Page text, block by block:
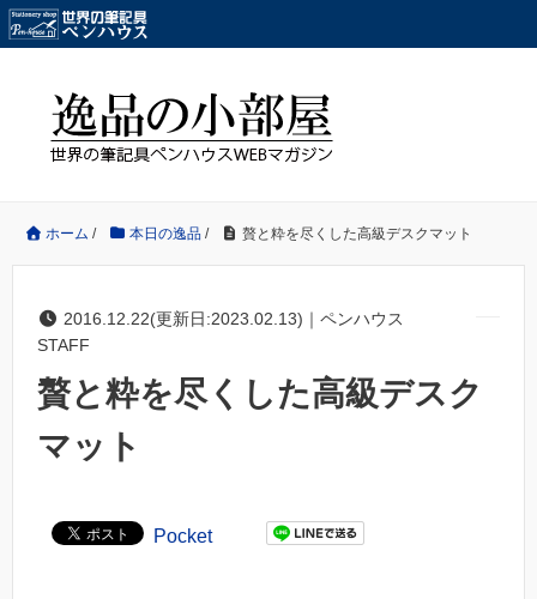
ホーム / 本日の逸品 / 贅と粋を尽くした高級デスクマット
2016.12.22(更新日:2023.02.13)｜ペンハウス
STAFF
贅と粋を尽くした高級デスク
マット
Pocket